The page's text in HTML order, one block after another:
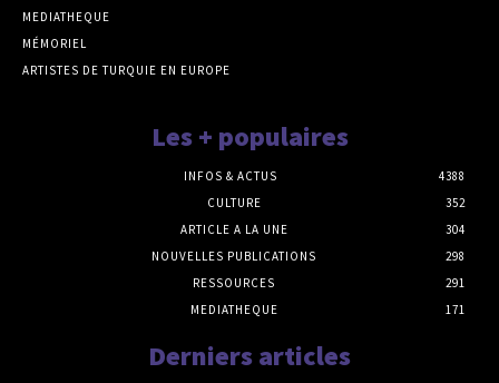
MEDIATHEQUE
MÉMORIEL
ARTISTES DE TURQUIE EN EUROPE
Les + populaires
INFOS & ACTUS
4388
CULTURE
352
ARTICLE A LA UNE
304
NOUVELLES PUBLICATIONS
298
RESSOURCES
291
MEDIATHEQUE
171
Derniers articles